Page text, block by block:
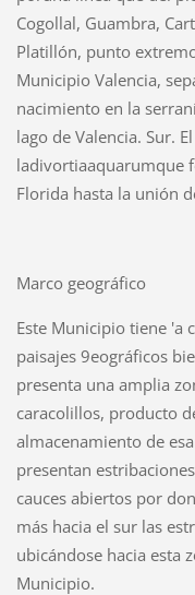
Cogollal, Guambra,
Platillón, punto
Municipio Valencia,
nacimiento en la
lago de Valencia. Sur.
ladivortiaaquarumque
Florida hasta la unión
Marco geográfico
Este Municipio tiene 'a
paisajes 9eográficos
presenta una amplia
caracolillos, producto
almacenamiento de esa
presentan
cauces abiertos por
más hacia el sur las
ubicándose hacia esta
Municipio.